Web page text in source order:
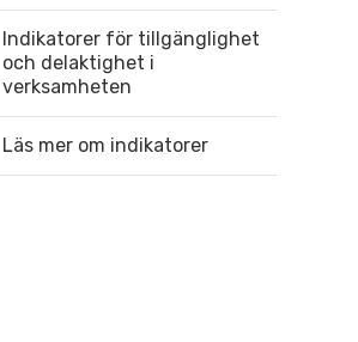
Indikatorer för tillgänglighet
och delaktighet i
verksamheten
Läs mer om indikatorer